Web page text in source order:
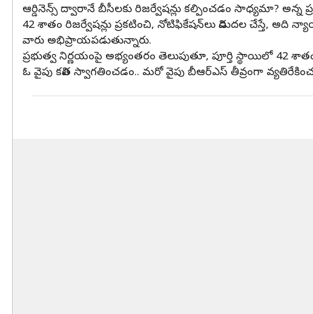
ఆర్డినెన్స్‌ ద్వారానే బీసీలకు రిజర్వేషన్లు కల్పించడం సాధ్యమా? అన్న
42 శాతం రిజర్వేషన్లు ప్రకటించి, నోటిఫికేషన్‌లు విడుదల చేస్తే,
వారు అభిప్రాయపడుతున్నారు.
ప్రభుత్వ నిర్ణయంపై అభ్యంతరం తెలుపుతూ, పూర్తి స్థాయిలో 42
ఓ వైపు కవిత స్వాగతించడం.. మరో వైపు బీఆర్ఎస్ తీవ్రంగా